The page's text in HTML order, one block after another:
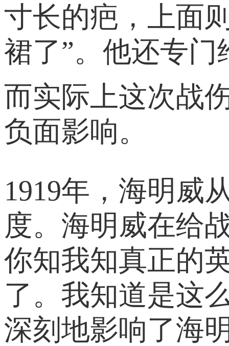
寸长的疤，上面
裙了”。他还专
而实际上这次战
负面影响。
1919年，海明威
度。海明威在给
你知我知真正的
了。我知道是这
深刻地影响了海